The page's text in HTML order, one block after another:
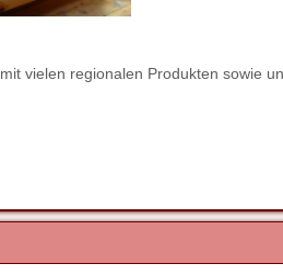
vielen regionalen Produkten sowie